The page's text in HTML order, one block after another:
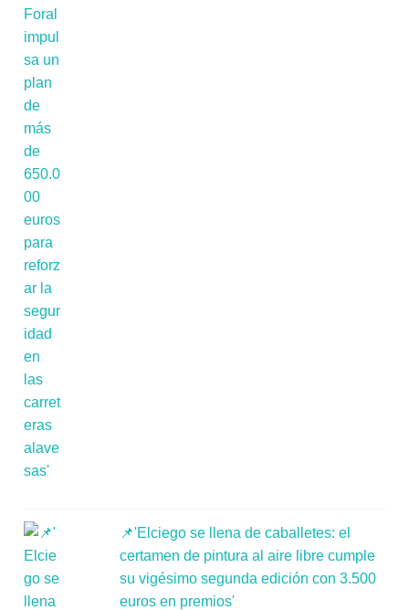
📌'Elciego se llena de caballetes: el
certamen de pintura al aire libre cumple
su vigésimo segunda edición con 3.500
euros en premios'